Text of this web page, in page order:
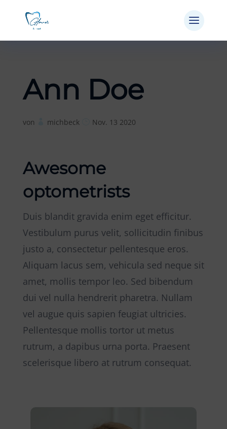
Ann Doe
von michbeck Nov. 13 2020
Awesome
optometrists
Duis blandit gravida enim eget efficitur.
Vestibulum purus velit, sollicitudin finibus
justo a, consectetur pellentesque eros.
Aliquam lacus sem, vehicula sed neque sit
amet, mollis tempor leo. Sed bibendum
dui vel nulla hendrerit pharetra. Nullam
vel augue quis sapien feugiat ultricies.
Pellentesque mollis tortor ut metus
rutrum, a dapibus urna porta. Praesent
scelerisque libero at rutrum consequat.